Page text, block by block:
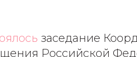
заседание
Российской